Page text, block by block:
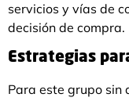
servicios y vías de
decisión de compra.
Estrategias
Para este grupo sin